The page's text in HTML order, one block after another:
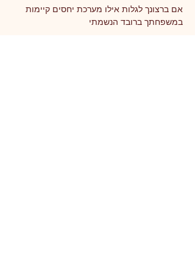
אם ברצונך לגלות אילו מערכת יחסים קיימות
במשפחתך ברובד הנשמתי